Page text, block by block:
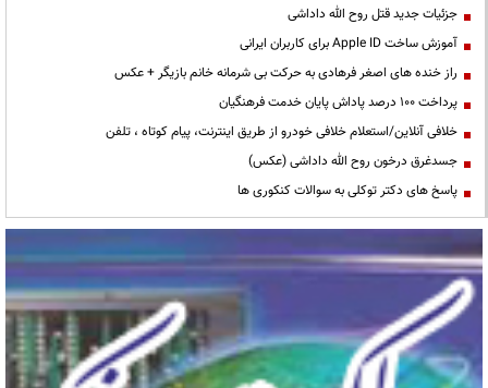
جزئیات جدید قتل روح الله داداشی
آموزش ساخت Apple ID برای کاربران ایرانی
راز خنده های اصغر فرهادی به حرکت بی شرمانه خانم بازیگر + عکس
پرداخت ۱۰۰ درصد پاداش پایان خدمت فرهنگیان
خلافی آنلاین/استعلام خلافی خودرو از طریق اینترنت، پیام کوتاه ، تلفن
جسدغرق درخون روح الله داداشی (عکس)
پاسخ های دکتر توکلی به سوالات کنکوری ها